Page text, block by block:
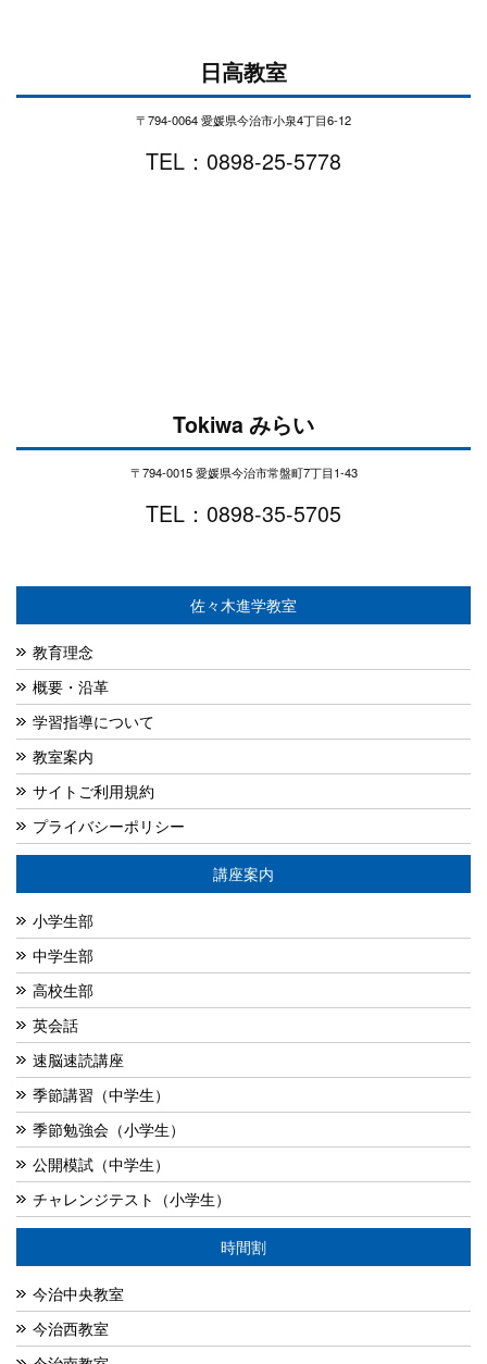
日高教室
〒794-0064 愛媛県今治市小泉4丁目6-12
TEL：0898-25-5778
Tokiwa みらい
〒794-0015 愛媛県今治市常盤町7丁目1-43
TEL：0898-35-5705
佐々木進学教室
教育理念
概要・沿革
学習指導について
教室案内
サイトご利用規約
プライバシーポリシー
講座案内
小学生部
中学生部
高校生部
英会話
速脳速読講座
季節講習（中学生）
季節勉強会（小学生）
公開模試（中学生）
チャレンジテスト（小学生）
時間割
今治中央教室
今治西教室